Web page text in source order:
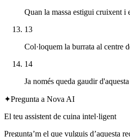
Quan la massa estigui cruixent i
13
Col·loquem la burrata al centre
14
Ja només queda gaudir
✦Pregunta a Nova AI
El teu assistent de cuina intel·ligent
Pregunta’m el que vulguis d’aquesta